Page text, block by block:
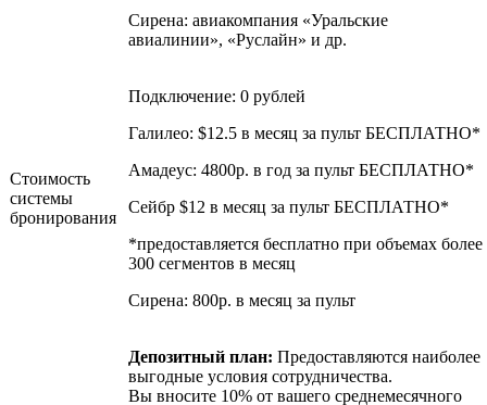
Сирена: авиакомпания «Уральские
авиалинии», «Руслайн» и др.
Стоимость
системы
бронирования
Подключение: 0 рублей
Галилео: $12.5 в месяц за пульт БЕСПЛАТНО*
Амадеус: 4800р. в год за пульт БЕСПЛАТНО*
Сейбр $12 в месяц за пульт БЕСПЛАТНО*
*предоставляется бесплатно при объемах более
300 сегментов в месяц
Сирена: 800р. в месяц за пульт
Депозитный план: Предоставляются наиболее
выгодные условия сотрудничества.
Вы вносите 10% от вашего среднемесячного